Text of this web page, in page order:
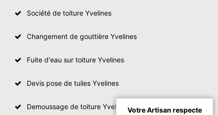
Société de toiture Yvelines
Changement de gouttière Yvelines
Fuite d'eau sur toiture Yvelines
Devis pose de tuiles Yvelines
Demoussage de toiture YvelinesVotre Artisan respecte